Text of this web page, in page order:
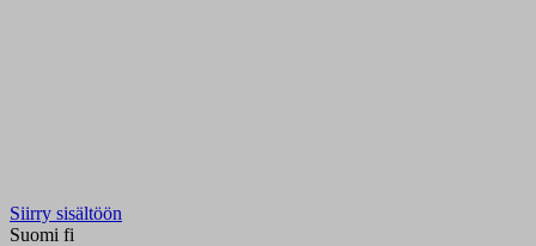
Siirry sisältöön
Suomi fi